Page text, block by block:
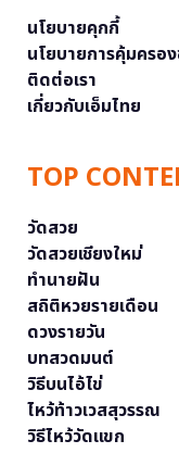
นโยบายคุกกี้
นโยบายการคุ้มครอ
ติดต่อเรา
เกี่ยวกับเอ็มไทย
TOP
วัดสวย
วัดสวยเชียงใหม่
ทำนายฝัน
สถิติหวยรายเดือน
ดวงรายวัน
บทสวดมนต์
วิธีบนไอ้ไข่
ไหว้ท้าวเวสสุวรรณ
วิธีไหว้วัดแขก